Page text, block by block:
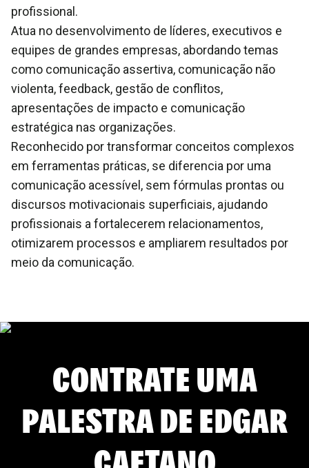
profissional.
Atua no desenvolvimento de líderes, executivos e
equipes de grandes empresas, abordando temas
como comunicação assertiva, comunicação não
violenta, feedback, gestão de conflitos,
apresentações de impacto e comunicação
estratégica nas organizações.
Reconhecido por transformar conceitos complexos
em ferramentas práticas, se diferencia por uma
comunicação acessível, sem fórmulas prontas ou
discursos motivacionais superficiais, ajudando
profissionais a fortalecerem relacionamentos,
otimizarem processos e ampliarem resultados por
meio da comunicação.
CONTRATE UMA
PALESTRA DEEDGAR